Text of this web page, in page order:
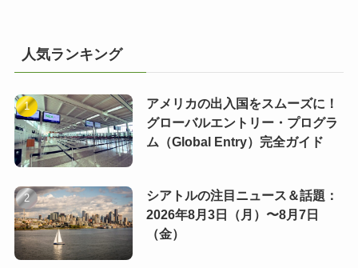
人気ランキング
アメリカの出入国をスムーズに！
グローバルエントリー・プログラ
ム（Global Entry）完全ガイド
シアトルの注目ニュース＆話題：
2026年8月3日（月）〜8月7日
（金）